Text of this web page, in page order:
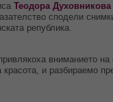
Теодора Духовникова
сподели
република.
вниманието на
красота, и разбираемо